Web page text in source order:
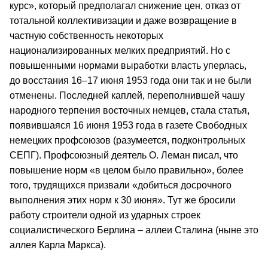
курс», который предполагал снижение цен, отказ от
тотальной коллективизации и даже возвращение в
частную собственность некоторых
национализированных мелких предприятий. Но с
повышенными нормами выработки власть уперлась,
до восстания 16–17 июня 1953 года они так и не были
отменены. Последней каплей, переполнившей чашу
народного терпения восточных немцев, стала статья,
появившаяся 16 июня 1953 года в газете Свободных
немецких профсоюзов (разумеется, подконтрольных
СЕПГ). Профсоюзный деятель О. Леман писал, что
повышение норм «в целом было правильно», более
того, трудящихся призвали «добиться досрочного
выполнения этих норм к 30 июня». Тут же бросили
работу строители одной из ударных строек
социалистического Берлина – аллеи Сталина (ныне это
аллея Карла Маркса).